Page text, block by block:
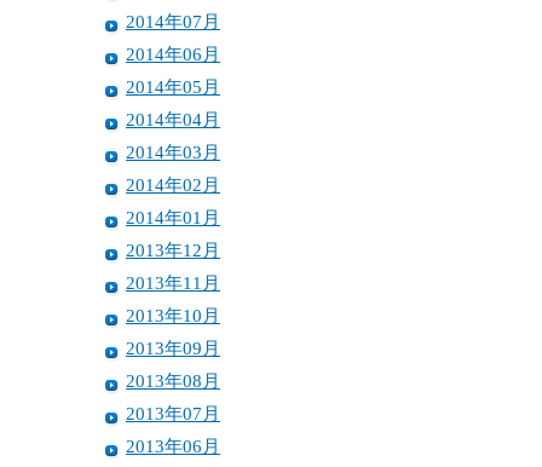
2014年07月
2014年06月
2014年05月
2014年04月
2014年03月
2014年02月
2014年01月
2013年12月
2013年11月
2013年10月
2013年09月
2013年08月
2013年07月
2013年06月